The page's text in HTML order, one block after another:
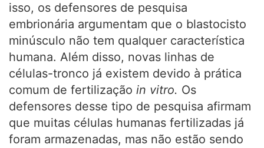
isso, os defensores de pesquisa
embrionária argumentam que o blastocisto
minúsculo não tem qualquer característica
humana. Além disso, novas linhas de
células-tronco já existem devido à prática
comum de fertilização in vitro. Os
defensores desse tipo de pesquisa afirmam
que muitas células humanas fertilizadas já
foram armazenadas, mas não estão sendo